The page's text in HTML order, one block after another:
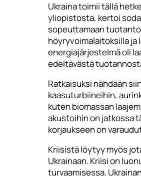
Ukraina toimii tällä
yliopistosta, kertoi
sopeuttamaan
höyryvoimalaitoksilla ja
energiajärjestelmä oli
edeltävästä
Ratkaisuksi nähdään
kaasuturbiineihin,
kuten biomassan
akustoihin on jatkossa
korjaukseen on
Kriisistä löytyy myös
Ukrainaan. Kriisi on
turvaamisessa.